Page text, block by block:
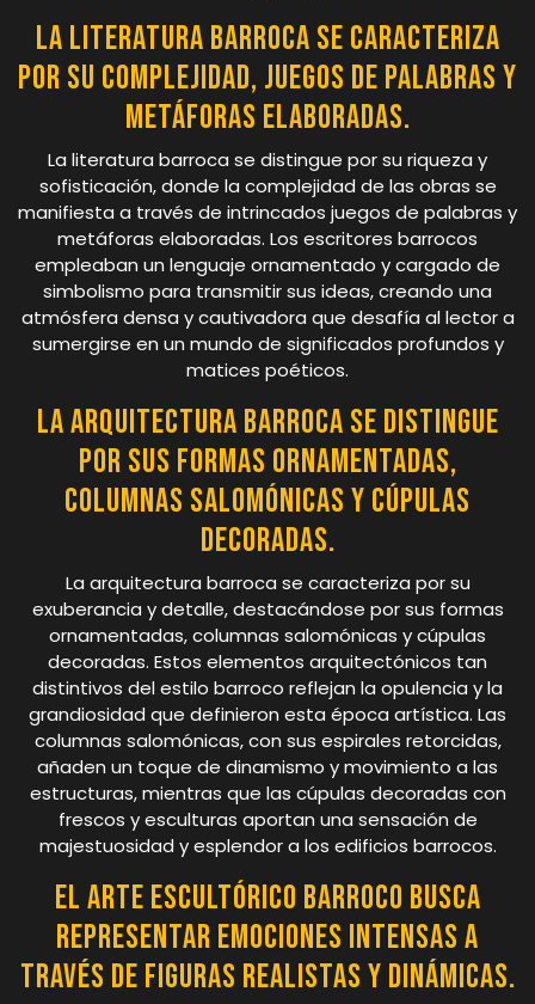
La literatura barroca se caracteriza
por su complejidad, juegos de palabras y
metáforas elaboradas.
La literatura barroca se distingue por su riqueza y
sofisticación, donde la complejidad de las obras se
manifiesta a través de intrincados juegos de palabras y
metáforas elaboradas. Los escritores barrocos
empleaban un lenguaje ornamentado y cargado de
simbolismo para transmitir sus ideas, creando una
atmósfera densa y cautivadora que desafía al lector a
sumergirse en un mundo de significados profundos y
matices poéticos.
La arquitectura barroca se distingue
por sus formas ornamentadas,
columnas salomónicas y cúpulas
decoradas.
La arquitectura barroca se caracteriza por su
exuberancia y detalle, destacándose por sus formas
ornamentadas, columnas salomónicas y cúpulas
decoradas. Estos elementos arquitectónicos tan
distintivos del estilo barroco reflejan la opulencia y la
grandiosidad que definieron esta época artística. Las
columnas salomónicas, con sus espirales retorcidas,
añaden un toque de dinamismo y movimiento a las
estructuras, mientras que las cúpulas decoradas con
frescos y esculturas aportan una sensación de
majestuosidad y esplendor a los edificios barrocos.
El arte escultórico barroco busca
representar emociones intensas a
través de figuras realistas y dinámicas.